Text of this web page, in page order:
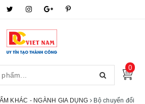
0
KHÁC - NGÀNH GIA DỤNG
Bộ chuyển đổi